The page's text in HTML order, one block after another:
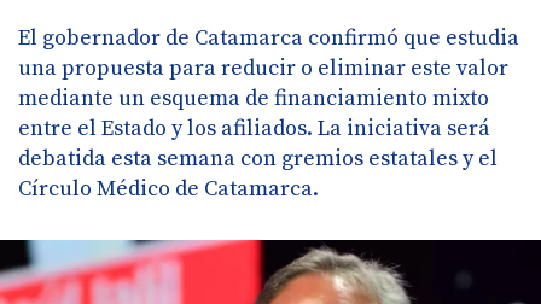
El gobernador de Catamarca confirmó que estudia
una propuesta para reducir o eliminar este valor
mediante un esquema de financiamiento mixto
entre el Estado y los afiliados. La iniciativa será
debatida esta semana con gremios estatales y el
Círculo Médico de Catamarca.